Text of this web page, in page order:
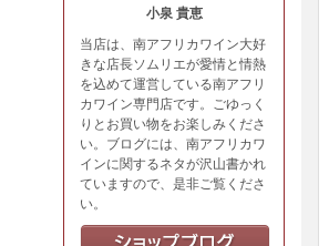
小泉 貴恵
当店は、南アフリカワイン大好
きな店長ソムリエが愛情と情熱
を込めて運営している南アフリ
カワイン専門店です。ごゆっく
りとお買い物をお楽しみくださ
い。ブログには、南アフリカワ
インに関するネタが沢山書かれ
ていますので、是非ご覧くださ
い。